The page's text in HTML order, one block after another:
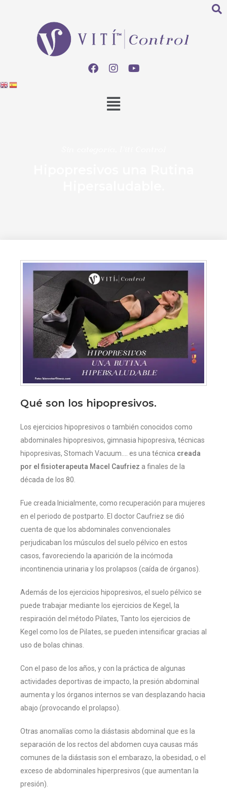
Qué son los hipopresivos.
Los ejercicios hipopresivos o también conocidos como
abdominales hipopresivos, gimnasia hipopresiva, técnicas
hipopresivas, Stomach Vacuum…. es una técnica creada
por el fisioterapeuta Macel Caufriez a finales de la
década de los 80.
Fue creada Inicialmente, como recuperación para mujeres
en el periodo de postparto. El doctor Caufriez se dió
cuenta de que los abdominales convencionales
perjudicaban los músculos del suelo pélvico en estos
casos, favoreciendo la aparición de la incómoda
incontinencia urinaria y los prolapsos (caída de órganos).
Además de los ejercicios hipopresivos, el suelo pélvico se
puede trabajar mediante los ejercicios de Kegel, la
respiración del método Pilates, Tanto los ejercicios de
Kegel como los de Pilates, se pueden intensificar gracias al
uso de bolas chinas.
Con el paso de los años, y con la práctica de algunas
actividades deportivas de impacto, la presión abdominal
aumenta y los órganos internos se van desplazando hacia
abajo (provocando el prolapso).
Otras anomalías como la diástasis abdominal que es la
separación de los rectos del abdomen cuya causas más
comunes de la diástasis son el embarazo, la obesidad, o el
exceso de abdominales hiperpresivos (que aumentan la
presión).